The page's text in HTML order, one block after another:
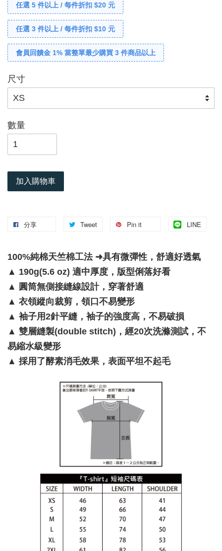
任選 5 件以上 / 每件折扣 $20 元
任選 3 件以上 / 每件折扣 $10 元
會員回饋金 1% 當整單最少購買 3 件商品以上
尺寸
數量
加入購物車
分享 Tweet Pin it LINE
100%純棉天竺棉工法 ➜具有微彈性，舒適好透氣
▲ 190g(5.6 oz) 適中厚度，版型俐落好看
▲ 圓筒無側接縫線設計，穿著舒適
▲ 衣領縱向裁剪，領口不易變形
▲ 袖子用2針平縫，袖子的強度高，不易破損
▲ 雙層縫製(double stitch)，經20次洗滌測試，不
易縮水級變形
▲ 採用了酵素消毛效果，表面平坦不起毛